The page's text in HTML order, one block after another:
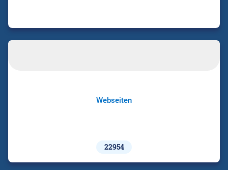
Webseiten
22954